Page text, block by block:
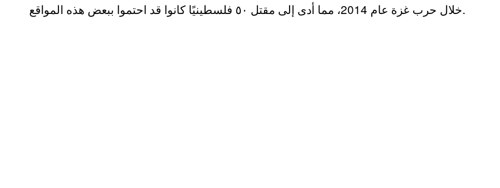
خلال حرب غزة عام 2014، مما أدى إلى مقتل ٥٠ فلسطينيًا كانوا قد احتموا ببعض هذه المواقع.